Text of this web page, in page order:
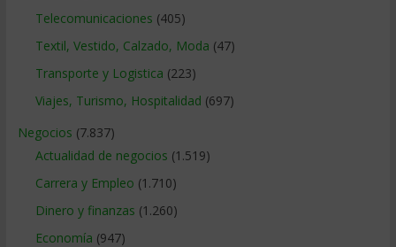
Telecomunicaciones (405)
Textil, Vestido, Calzado, Moda (47)
Transporte y Logistica (223)
Viajes, Turismo, Hospitalidad (697)
Negocios (7.837)
Actualidad de negocios (1.519)
Carrera y Empleo (1.710)
Dinero y finanzas (1.260)
Economía (947)